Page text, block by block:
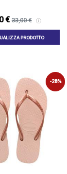
€ 33,00 €
PRODOTTO
-28%